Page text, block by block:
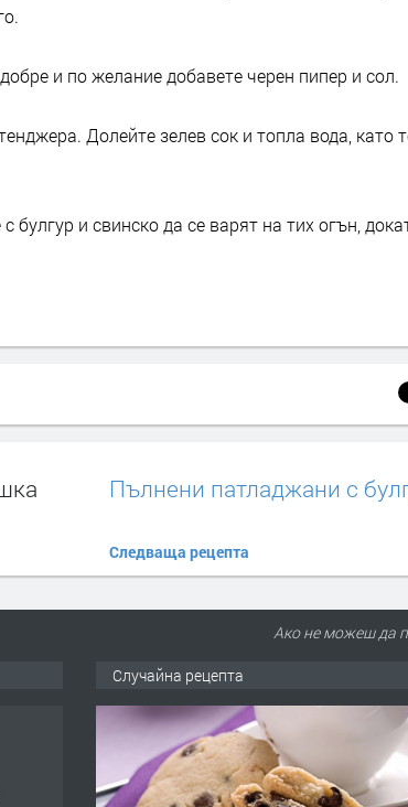
и по желание добавете черен пипер и сол.
Долейте зелев сок и топла вода, като
булгур и свинско да се варят на тих огън,
Пълнени патладжани с
Следваща рецепта
Ако не можеш да
Случайна рецепта